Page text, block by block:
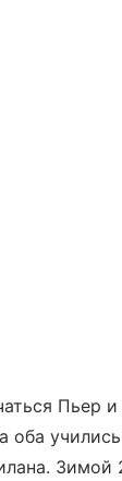
Пьер
оба
Зимой